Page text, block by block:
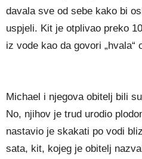
davala sve od sebe kako bi
uspjeli. Kit je otplivao preko
iz vode kao da govori
Michael i njegova obitelj bili
No, njihov je trud urodio
nastavio je skakati po vodi
sata, kit, kojeg je obitelj